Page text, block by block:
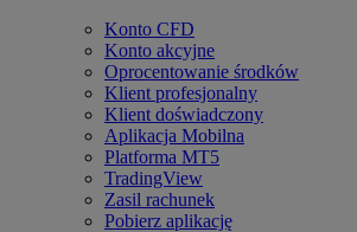
Konto CFD
Konto akcyjne
Oprocentowanie środków
Klient profesjonalny
Klient doświadczony
Aplikacja Mobilna
Platforma MT5
TradingView
Zasil rachunek
Pobierz aplikację